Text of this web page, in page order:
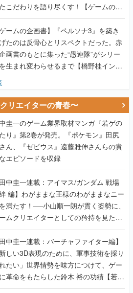
たのは反骨心とリスペクトだった。赤
画書のもとに集った“愚連隊”がシリー
を生まれ変わらせるまで【橋野桂インタ
ー】
リエイターの青春〜
圭一のゲーム業界取材マンガ『若ゲの
り』第2巻が発売。『ポケモン』田尻
ん、『ゼビウス』遠藤雅伸さんらの貴
エピソードを収録
中圭一連載：アイマス/ガンダム 戦場
編】わがままな王様のわがままなニー
満たす！──小山順一朗が貫く姿勢に、
ームクリエイターとしての矜持を見た
ゲのいたり最終回】
中圭一連載：バーチャファイター編】
しい3D表現のために、軍事技術を採り
たい」世界情勢を味方につけて、ゲー
に革命をもたらした鈴木 裕の功績【若ゲ
いたり】
中圭一：若ゲのいたり】ゲーム開発統
境「Unreal Engine」最新バージョン
開発環境はどう変わる？ ゲーム業界向